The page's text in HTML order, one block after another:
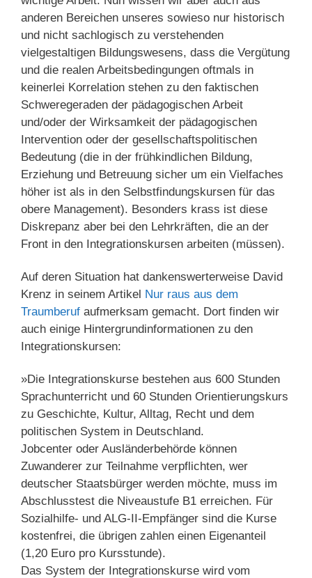
anderen Bereichen unseres sowieso nur historisch
und nicht sachlogisch zu verstehenden
vielgestaltigen Bildungswesens, dass die Vergütung
und die realen Arbeitsbedingungen oftmals in
keinerlei Korrelation stehen zu den faktischen
Schweregeraden der pädagogischen Arbeit
und/oder der Wirksamkeit der pädagogischen
Intervention oder der gesellschaftspolitischen
Bedeutung (die in der frühkindlichen Bildung,
Erziehung und Betreuung sicher um ein Vielfaches
höher ist als in den Selbstfindungskursen für das
obere Management). Besonders krass ist diese
Diskrepanz aber bei den Lehrkräften, die an der
Front in den Integrationskursen arbeiten (müssen).
Auf deren Situation hat dankenswerterweise David
Krenz in seinem Artikel Nur raus aus dem
Traumberuf aufmerksam gemacht. Dort finden wir
auch einige Hintergrundinformationen zu den
Integrationskursen:
»Die Integrationskurse bestehen aus 600 Stunden
Sprachunterricht und 60 Stunden Orientierungskurs
zu Geschichte, Kultur, Alltag, Recht und dem
politischen System in Deutschland.
Jobcenter oder Ausländerbehörde können
Zuwanderer zur Teilnahme verpflichten, wer
deutscher Staatsbürger werden möchte, muss im
Abschlusstest die Niveaustufe B1 erreichen. Für
Sozialhilfe- und ALG-II-Empfänger sind die Kurse
kostenfrei, die übrigen zahlen einen Eigenanteil
(1,20 Euro pro Kursstunde).
Das System der Integrationskurse wird vom